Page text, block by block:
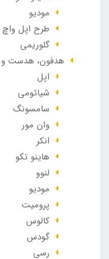
مودیو
طرح اپل واچ
گلوریمی
هدفون، هدست و
اپل
شیائومی
سامسونگ
وان مور
انکر
هاینو تکو
لنوو
مودیو
پرومیت
کالوس
گودس
رسی